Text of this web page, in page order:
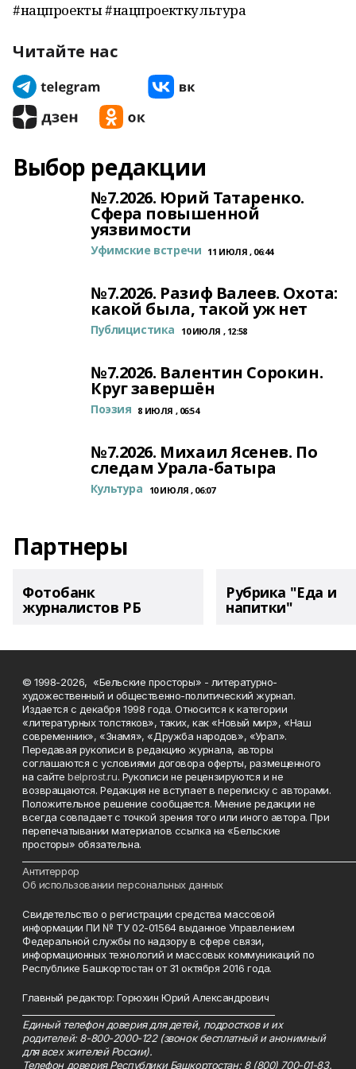
#нацпроекты #нацпроекткультура
Читайте нас
Выбор редакции
№7.2026. Юрий Татаренко.
Сфера повышенной
уязвимости
Уфимские встречи 11 ИЮЛЯ , 06:44
№7.2026. Разиф Валеев. Охота:
какой была, такой уж нет
Публицистика 10 ИЮЛЯ , 12:58
№7.2026. Валентин Сорокин.
Круг завершён
Поэзия 8 ИЮЛЯ , 06:54
№7.2026. Михаил Ясенев. По
следам Урала-батыра
Культура 10 ИЮЛЯ , 06:07
Партнеры
Фотобанк
журналистов РБ
Рубрика "Еда и
напитки"
© 1998-2026, «Бельские просторы» - литературно-
художественный и общественно-политический журнал.
Издается с декабря 1998 года. Относится к категории
«литературных толстяков», таких, как «Новый мир», «Наш
современник», «Знамя», «Дружба народов», «Урал».
Передавая рукописи в редакцию журнала, авторы
соглашаются с условиями договора оферты, размещенного
на сайтеbelprost.ru. Рукописи не рецензируются и не
возвращаются. Редакция не вступает в переписку с авторами.
Положительное решение сообщается. Мнение редакции не
всегда совпадает с точкой зрения того или иного автора. При
перепечатывании материалов ссылка на «Бельские
просторы» обязательна.
Антитеррор
Об использовании персональных данных
Свидетельство о регистрации средства массовой
информации ПИ № ТУ 02-01564 выданное Управлением
Федеральной службы по надзору в сфере связи,
информационных технологий и массовых коммуникаций по
Республике Башкортостан от 31 октября 2016 года.
Главный редактор: Горюхин Юрий Александрович
Единый телефон доверия для детей, подростков и их
родителей: 8-800-2000-122 (звонок бесплатный и анонимный
для всех жителей России).
Телефон доверия Республики Башкортостан: 8 (800) 700-01-83.